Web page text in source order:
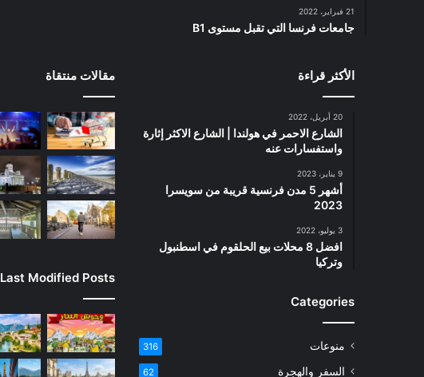
21 فبراير، 2022
جامعات فرنسا التي تقبل مستوى B1
الأكثر قراءة
20 أبريل، 2022
الشارع الاحمر في هولندا | الشارع الاكثر إثارة
واستفسارات عنه
9 يناير، 2023
أشهر 5 مدن فرنسية قريبة من سويسرا
2023
3 يوليو، 2022
افضل 8 محلات بيع الحلقوم في اسطنبول
وتركيا
Categories
منوعات 316
السفر والهجرة 62
مقالات منتقاة
Last Modified Posts